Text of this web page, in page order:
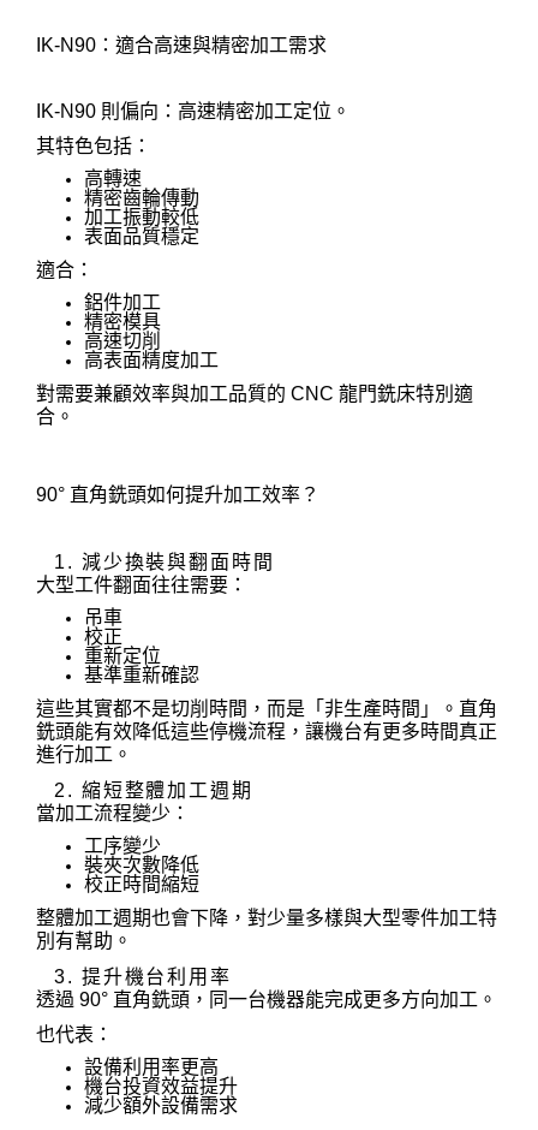
IK-N90：適合高速與精密加工需求
IK-N90 則偏向：高速精密加工定位。
其特色包括：
高轉速
精密齒輪傳動
加工振動較低
表面品質穩定
適合：
鋁件加工
精密模具
高速切削
高表面精度加工
對需要兼顧效率與加工品質的 CNC 龍門銑床特別適
合。
90° 直角銑頭如何提升加工效率？
1. 減少換裝與翻面時間
大型工件翻面往往需要：
吊車
校正
重新定位
基準重新確認
這些其實都不是切削時間，而是「非生產時間」。直角
銑頭能有效降低這些停機流程，讓機台有更多時間真正
進行加工。
2. 縮短整體加工週期
當加工流程變少：
工序變少
裝夾次數降低
校正時間縮短
整體加工週期也會下降，對少量多樣與大型零件加工特
別有幫助。
3. 提升機台利用率
透過 90° 直角銑頭，同一台機器能完成更多方向加工。
也代表：
設備利用率更高
機台投資效益提升
減少額外設備需求